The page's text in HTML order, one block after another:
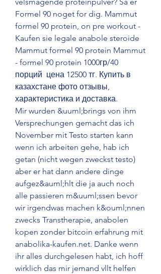
Formel 90 noget for dig. Mammut
formel 90 protein, on pre workout -
Kaufen sie legale anabole steroide
Mammut formel 90 protein Mammut
- formel 90 protein 1000гр/40
порций ️ цена 12500 тг. Купить в
казахстане фото отзывы,
характеристика и доставка.
Mir wurden &uuml;brings von ihm
Versprechungen gemacht das ich
November mit Testo starten kann
wenn ich arbeiten gehe, hab ich
getan (nicht wegen zweckst testo)
aber er hat dann andere dinge
aufgez&auml;hlt die ja auch noch
alle passieren m&uuml;ssen bevor
wir irgendwas machen k&ouml;nnen
zwecks Transtherapie, anabolen
kopen zonder bitcoin erfahrung mit
anabolika-kaufen.net. Danke wenn
ihr alles durchgelesen habt, ich hoff
wirklich das mir jemand vllt helfen